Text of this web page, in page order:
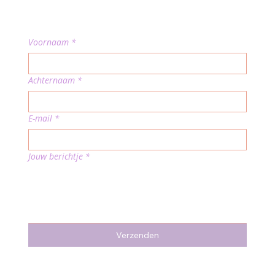
Voornaam *
Achternaam *
E-mail *
Jouw berichtje *
Verzenden